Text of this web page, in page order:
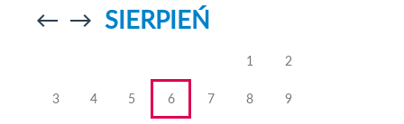
Przejdź doPrzejdź do
SIERPIEŃ
1 2
3 4 5 6 7 8 9